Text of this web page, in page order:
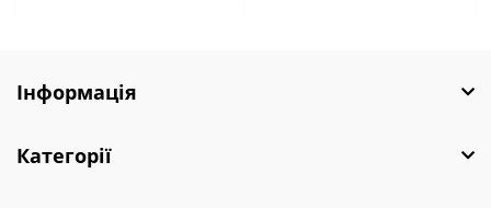
Інформація
Категорії